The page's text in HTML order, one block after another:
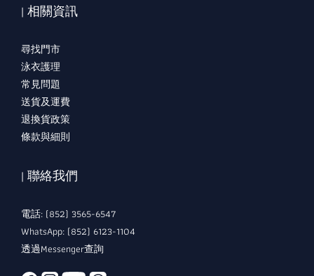
| 相關資訊
尋找門市
泳衣護理
常見問題
送貨及運費
退換貨政策
條款與細則
| 聯絡我們
電話: (852) 3565-6547
WhatsApp: (852) 6123-1104
透過Messenger查詢